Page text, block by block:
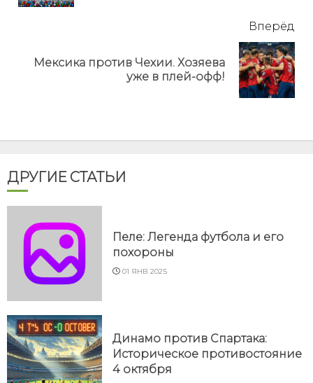
Вперёд
NextМексика против Чехии. Хозяева
уже в плей-офф!
ДРУГИЕ СТАТЬИ
Пеле: Легенда футбола и его
похороны
01 ЯНВ 2025
Динамо против Спартака:
Историческое противостояние
4 октября